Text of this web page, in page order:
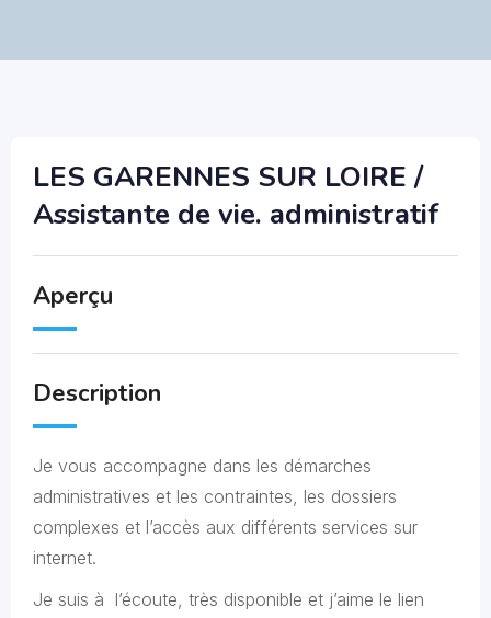
LES GARENNES SUR LOIRE /
Assistante de vie. administratif
Aperçu
Description
Je vous accompagne dans les démarches
administratives et les contraintes, les dossiers
complexes et l’accès aux différents services sur
internet.
Je suis à l’écoute, très disponible et j’aime le lien